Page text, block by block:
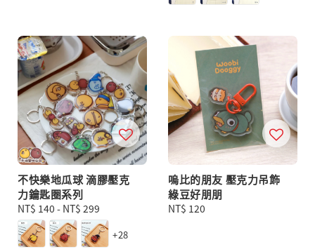
不快樂地瓜球 滴膠壓克
力鑰匙圈系列
Regular
price
NT$ 140 - NT$ 299
+28
嗚比的朋友 壓克力吊飾
綠豆好朋朋
Regular
NT$ 120